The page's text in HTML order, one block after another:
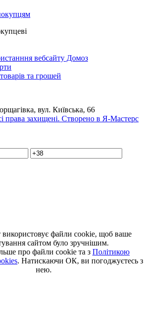
вебсайту Домоз
та грошей
вул. Київська, 66
права захищені. Створено в Я-Мастерс
використовує файли cookie, щоб ваше
сайтом було зручнішим.
про файли cookie та з Політикою
. Натискаючи ОК, ви погоджуєтесь з
нею.